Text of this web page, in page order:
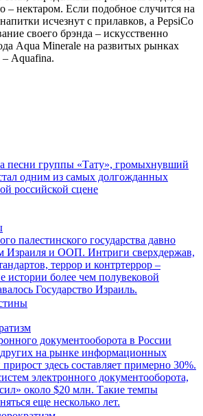
– нектаром. Если подобное случится на
исчезнут с прилавков, а PepsiCo
своего брэнда – искусственно
Aqua Minerale на развитых рынках
– Aquafina.
песни группы «Тату», громыхнувший
одним из самых долгожданных
российской сцене
палестинского государства давно
Израиля и ООП. Интриги сверхдержав,
террор и контртеррор –
истории более чем полувековой
Государство Израиль.
документооборота в России
других на рынке информационных
здесь составляет примерно 30%.
электронного документооборота,
около $20 млн. Такие темпы
еще несколько лет.